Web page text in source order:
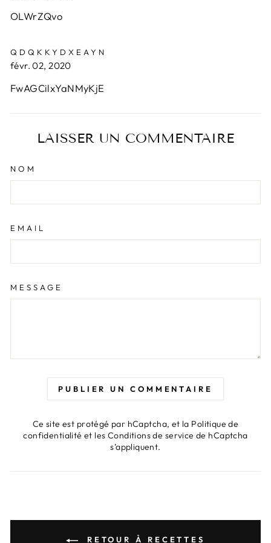
OLWrZQvo
QDQKKYDXEAYN
févr. 02, 2020
FwAGCilxYaNMyKjE
LAISSER UN COMMENTAIRE
NOM
EMAIL
MESSAGE
PUBLIER UN COMMENTAIRE
Ce site est protégé par hCaptcha, et la Politique de
confidentialité et les Conditions de service de hCaptcha
s’appliquent.
RETOUR À RECETTES